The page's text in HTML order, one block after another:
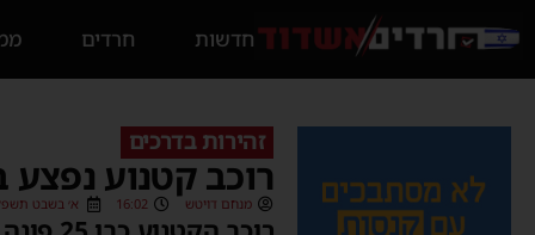
חדשות חרדים
זהירות בדרכים
רוכב קטנוע נפצע
מנחם דויטש 16:02 א׳ בשבט תשפ״ג (23/01/